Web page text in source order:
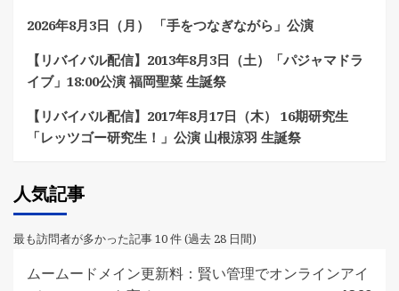
2026年8月3日（月） 「手をつなぎながら」公演
【リバイバル配信】2013年8月3日（土）「パジャマドラ
イブ」18:00公演 福岡聖菜 生誕祭
【リバイバル配信】2017年8月17日（木） 16期研究生
「レッツゴー研究生！」公演 山根涼羽 生誕祭
人気記事
最も訪問者が多かった記事 10 件 (過去 28 日間)
ムームードメイン更新料：賢い管理でオンラインアイ